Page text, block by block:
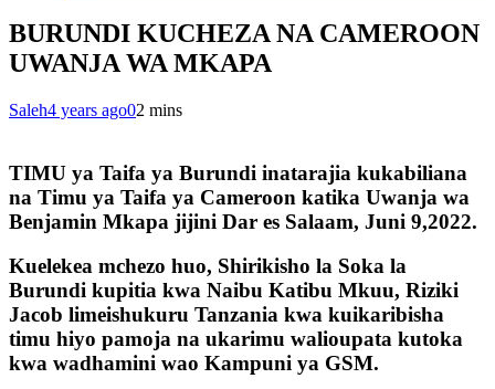
BURUNDI KUCHEZA NA CAMEROON
UWANJA WA MKAPA
Saleh4 years ago02 mins
TIMU ya Taifa ya Burundi inatarajia kukabiliana
na Timu ya Taifa ya Cameroon katika Uwanja wa
Benjamin Mkapa jijini Dar es Salaam, Juni 9,2022.
Kuelekea mchezo huo, Shirikisho la Soka la
Burundi kupitia kwa Naibu Katibu Mkuu, Riziki
Jacob limeishukuru Tanzania kwa kuikaribisha
timu hiyo pamoja na ukarimu walioupata kutoka
kwa wadhamini wao Kampuni ya GSM.